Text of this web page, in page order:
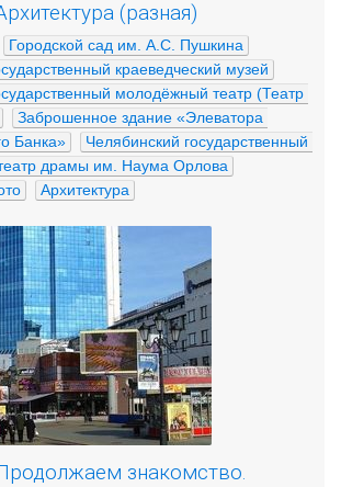
(разная)
Городской сад им. А.С. Пушкина
краеведческий музей
молодёжный театр (Театр
Заброшенное здание «Элеватора
Банка»
Челябинский государственный
драмы им. Наума Орлова
Архитектура
знакомство.